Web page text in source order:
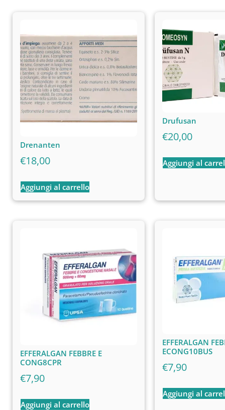
Drenanten
€18,00
Aggiungi al carrello
Drufusan
€20,00
Aggiungi al
EFFERALGAN FEBBRE E
CONG8CPR
€7,90
Aggiungi al carrello
EFFERALGAN
ECONG10BUS
€7,90
Aggiungi al